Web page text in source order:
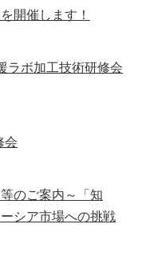
開催します！
ラボ加工技術研修会
会
のご案内～「知
シア市場への挑戦